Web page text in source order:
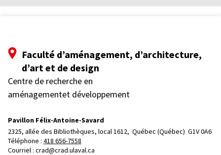
Faculté d’aménagement, d’architecture,
d’art et de design
Centre de recherche en
aménagementet développement
Pavillon Félix-Antoine-Savard
2325, allée des Bibliothèques, local 1612, Québec (Québec)  G1V 0A6
Téléphone : 418 656-7558
Courriel : crad@crad.ulaval.ca